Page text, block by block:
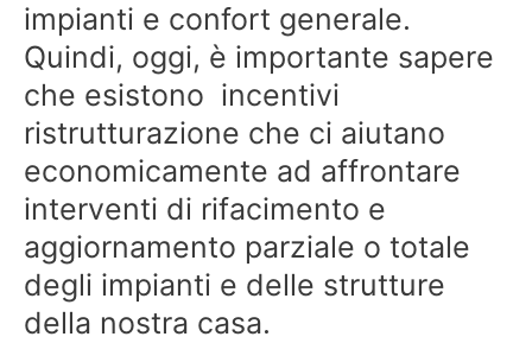
impianti e confort generale.
Quindi, oggi, è importante sapere
che esistono incentivi
ristrutturazione che ci aiutano
economicamente ad affrontare
interventi di rifacimento e
aggiornamento parziale o totale
degli impianti e delle strutture
della nostra casa.